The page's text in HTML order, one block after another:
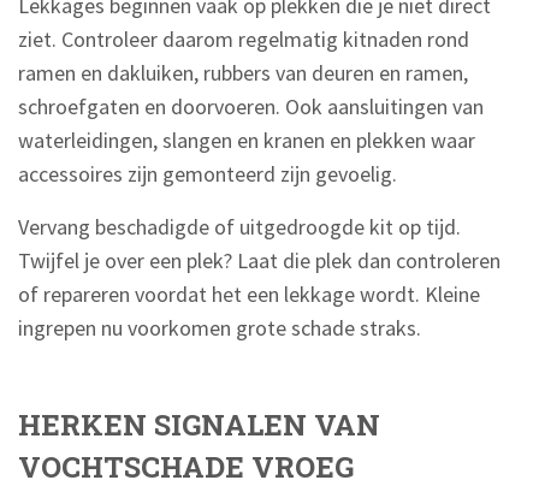
ziet. Controleer daarom regelmatig kitnaden rond
ramen en dakluiken, rubbers van deuren en ramen,
schroefgaten en doorvoeren. Ook aansluitingen van
waterleidingen, slangen en kranen en plekken waar
accessoires zijn gemonteerd zijn gevoelig.
Vervang beschadigde of uitgedroogde kit op tijd.
Twijfel je over een plek? Laat die plek dan controleren
of repareren voordat het een lekkage wordt. Kleine
ingrepen nu voorkomen grote schade straks.
HERKEN SIGNALEN VAN
VOCHTSCHADE VROEG